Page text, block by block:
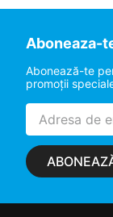
Aboneaza-
Abonează-te
promoţii